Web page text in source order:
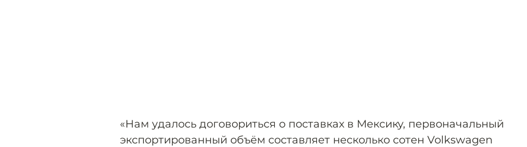
«Нам удалось договориться о поставках в Мексику, первоначальный
экспортированный объём составляет несколько сотен Volkswagen